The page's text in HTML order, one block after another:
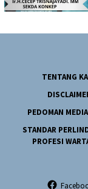
TENTANG
PEDOMAN
STANDAR
PROFESI